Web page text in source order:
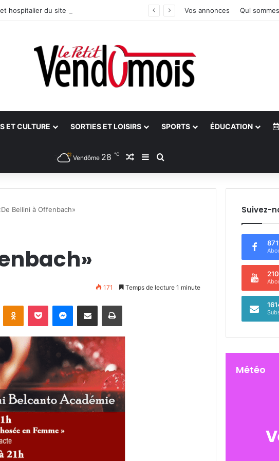
hospitalier du site unique Vos annonces Qui
ET CULTURE SORTIES ET LOISIRS SPORTS ÉDUCATION
Vendôme 28 ℃ Article Aléatoire
Sidebar (barre latérale)
Bellini à Offenbach»
171 Temps de lecture 1 minute
Suivez-
210
Météo